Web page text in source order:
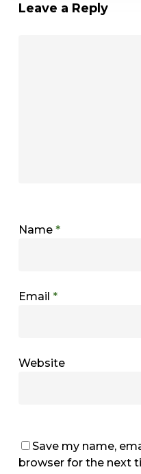
Leave a Reply
Name *
Email *
Website
Save my name,
browser for the next